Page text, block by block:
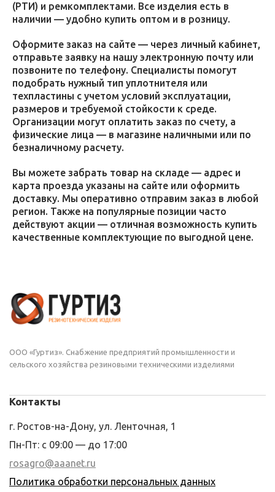
(РТИ) и ремкомплектами. Все изделия есть в
наличии — удобно купить оптом и в розницу.
Оформите заказ на сайте — через личный кабинет,
отправьте заявку на нашу электронную почту или
позвоните по телефону. Специалисты помогут
подобрать нужный тип уплотнителя или
техпластины с учетом условий эксплуатации,
размеров и требуемой стойкости к среде.
Организации могут оплатить заказ по счету, а
физические лица — в магазине наличными или по
безналичному расчету.
Вы можете забрать товар на складе — адрес и
карта проезда указаны на сайте или оформить
доставку. Мы оперативно отправим заказ в любой
регион. Также на популярные позиции часто
действуют акции — отличная возможность купить
качественные комплектующие по выгодной цене.
ООО «Гуртиз». Снабжение предприятий промышленности и
сельского хозяйства резиновыми техническими изделиями
Контакты
г. Ростов-на-Дону, ул. Ленточная, 1
Пн-Пт: с 09:00 — до 17:00
rosagro@aaanet.ru
Политика обработки персональных данных